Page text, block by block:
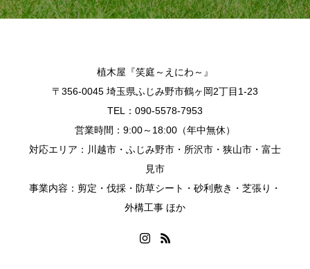
植木屋『笑庭～えにわ～』
〒356-0045 埼玉県ふじみ野市鶴ヶ岡2丁目1-23
TEL：090-5578-7953
営業時間：9:00～18:00（年中無休）
対応エリア：川越市・ふじみ野市・所沢市・狭山市・富士
見市
事業内容：剪定・伐採・防草シート・砂利敷き・芝張り・
外構工事 ほか